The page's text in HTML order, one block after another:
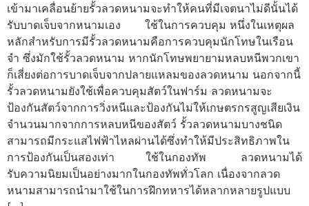
เข้ามาเคลื่อนย้ายรั้วลวดหนามจะทำให้คนที่มีเจตนาไม่ดีนั้นได้
รับบาดเจ็บจากหนามเอง ใช้ในการควบคุม หนึ่งในเหตุผล
หลักสำหรับการมีรั้วลวดหนามคือการควบคุมนักโทษในเรือน
จำ ซึ่งมักใช้รั้วลวดหนาม หากนักโทษพยายามหลบหนีพวกเขา
ก็เสี่ยงต่อการบาดเจ็บจากปลายแหลมของลวดหนาม นอกจากนี้
รั้วลวดหนามยังใช้เพื่อควบคุมสัตว์ในฟาร์ม ลวดหนามจะ
ป้องกันสัตว์จากการวิ่งหนีและป้องกันไม่ให้เกษตรกรสูญเสียเงิน
จำนวนมากจากการหลบหนีของสัตว์ รั้วลวดหนามบางชนิด
สามารถมีกระแสไฟฟ้าไหลผ่านได้ซึ่งทำให้มีประสิทธิภาพใน
การป้องกันเป็นสองเท่า ใช้ในกองทัพ ลวดหนามได้
รับความนิยมเป็นอย่างมากในกองทัพทั่วโลก เนื่องจากลวด
หนามสามารถนำมาใช้ในการฝึกทหารได้หลากหลายรูปแบบ